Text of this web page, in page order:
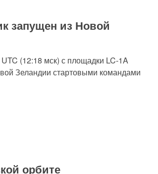
запущен из Новой
UTC (12:18 мск) с площадки LC-1A
Зеландии стартовыми командами
орбите